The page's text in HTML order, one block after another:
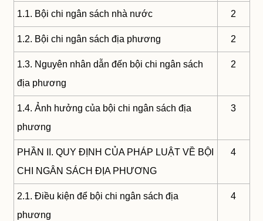
1.1. Bội chi ngân sách nhà nước 2
1.2. Bội chi ngân sách địa phương 2
1.3. Nguyên nhân dẫn đến bội chi ngân sách
địa phương
2
1.4. Ảnh hưởng của bội chi ngân sách địa
phương
3
PHẦN II. QUY ĐỊNH CỦA PHÁP LUẬT VỀ BỘI
CHI NGÂN SÁCH ĐỊA PHƯƠNG
4
2.1. Điều kiện để bội chi ngân sách địa
phương
4